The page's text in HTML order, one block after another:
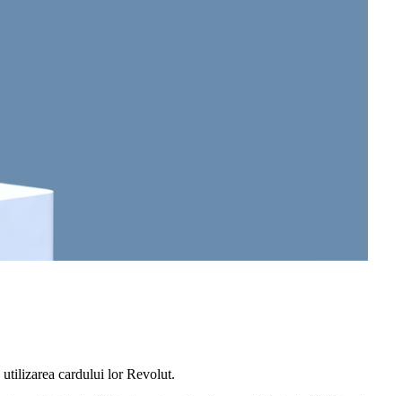
utilizarea cardului lor Revolut.